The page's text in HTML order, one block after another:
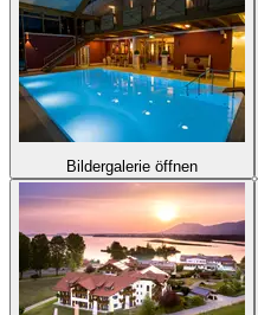
Bildergalerie öffnen